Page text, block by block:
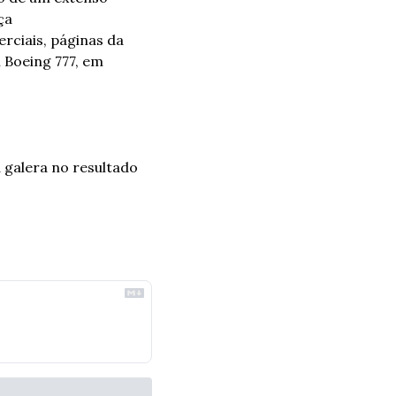
páginas da
777, em
galera no resultado